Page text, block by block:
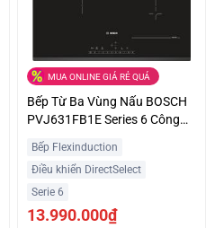
MUA ONLINE GIÁ RẺ QUÁ
Bếp Từ Ba Vùng Nấu BOSCH
PVJ631FB1E Series 6 Công
Suất 7400W Nhập Khẩu Châu
Âu
Bếp Flexinduction
Điều khiển DirectSelect
Serie 6
13.990.000₫